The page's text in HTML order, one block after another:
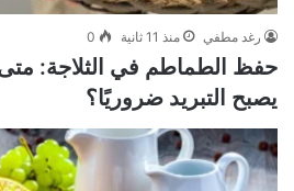
رغد مطفي منذ 11 ثانية 0
حفظ الطماطم في الثلاجة:
يصبح التبريد ضروريًا؟